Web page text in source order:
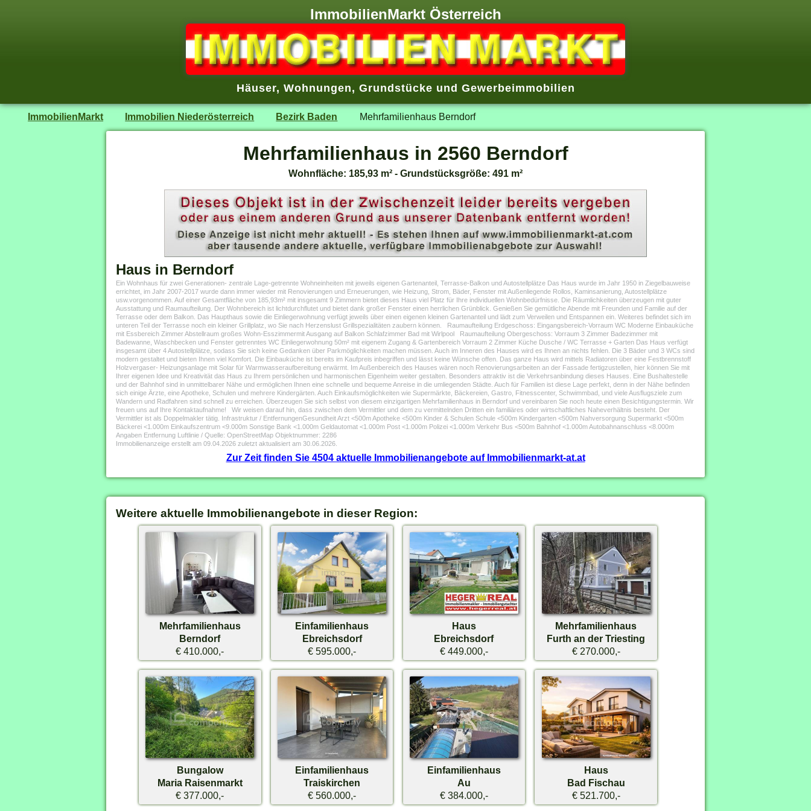
ImmobilienMarkt Österreich
Häuser, Wohnungen, Grundstücke und Gewerbeimmobilien
ImmobilienMarkt Immobilien Niederösterreich Bezirk Baden Mehrfamilienhaus Berndorf
Mehrfamilienhaus in 2560 Berndorf
Wohnfläche: 185,93 m² - Grundstücksgröße: 491 m²
Haus in Berndorf
Ein Wohnhaus für zwei Generationen- zentrale Lage-getrennte Wohneinheiten mit jeweils eigenen Gartenanteil, Terrasse-Balkon und Autostellplätze Das Haus wurde im Jahr 1950 in Ziegelbauweise
errichtet, im Jahr 2007-2017 wurde dann immer wieder mit Renovierungen und Erneuerungen, wie Heizung, Strom, Bäder, Fenster mit Außenliegende Rollos, Kaminsanierung, Autostellplätze
usw.vorgenommen. Auf einer Gesamtfläche von 185,93m² mit insgesamt 9 Zimmern bietet dieses Haus viel Platz für Ihre individuellen Wohnbedürfnisse. Die Räumlichkeiten überzeugen mit guter
Ausstattung und Raumaufteilung. Der Wohnbereich ist lichtdurchflutet und bietet dank großer Fenster einen herrlichen Grünblick. Genießen Sie gemütliche Abende mit Freunden und Familie auf der
Terrasse oder dem Balkon. Das Haupthaus sowie die Einliegerwohnung verfügt jeweils über einen eigenen kleinen Gartenanteil und lädt zum Verweilen und Entspannen ein. Weiteres befindet sich im
unteren Teil der Terrasse noch ein kleiner Grillplatz, wo Sie nach Herzenslust Grillspezialitäten zaubern können. Raumaufteilung Erdgeschoss: Eingangsbereich-Vorraum WC Moderne Einbauküche
mit Essbereich Zimmer Abstellraum großes Wohn-Esszimmermit Ausgang auf Balkon Schlafzimmer Bad mit Wirlpool Raumaufteilung Obergeschoss: Vorraum 3 Zimmer Badezimmer mit
Badewanne, Waschbecken und Fenster getrenntes WC Einliegerwohnung 50m² mit eigenem Zugang & Gartenbereich Vorraum 2 Zimmer Küche Dusche / WC Terrasse + Garten Das Haus verfügt
insgesamt über 4 Autostellplätze, sodass Sie sich keine Gedanken über Parkmöglichkeiten machen müssen. Auch im Inneren des Hauses wird es Ihnen an nichts fehlen. Die 3 Bäder und 3 WCs sind
modern gestaltet und bieten Ihnen viel Komfort. Die Einbauküche ist bereits im Kaufpreis inbegriffen und lässt keine Wünsche offen. Das ganze Haus wird mittels Radiatoren über eine Festbrennstoff
Holzvergaser- Heizungsanlage mit Solar für Warmwasseraufbereitung erwärmt. Im Außenbereich des Hauses wären noch Renovierungsarbeiten an der Fassade fertigzustellen, hier können Sie mit
Ihrer eigenen Idee und Kreativität das Haus zu Ihrem persönlichen und harmonischen Eigenheim weiter gestalten. Besonders attraktiv ist die Verkehrsanbindung dieses Hauses. Eine Bushaltestelle
und der Bahnhof sind in unmittelbarer Nähe und ermöglichen Ihnen eine schnelle und bequeme Anreise in die umliegenden Städte. Auch für Familien ist diese Lage perfekt, denn in der Nähe befinden
sich einige Ärzte, eine Apotheke, Schulen und mehrere Kindergärten. Auch Einkaufsmöglichkeiten wie Supermärkte, Bäckereien, Gastro, Fitnesscenter, Schwimmbad, und viele Ausflugsziele zum
Wandern und Radfahren sind schnell zu erreichen. Überzeugen Sie sich selbst von diesem einzigartigen Mehrfamilienhaus in Berndorf und vereinbaren Sie noch heute einen Besichtigungstermin. Wir
freuen uns auf Ihre Kontaktaufnahme! Wir weisen darauf hin, dass zwischen dem Vermittler und dem zu vermittelnden Dritten ein familiäres oder wirtschaftliches Naheverhältnis besteht. Der
Vermittler ist als Doppelmakler tätig. Infrastruktur / EntfernungenGesundheit Arzt <500m Apotheke <500m Kinder & Schulen Schule <500m Kindergarten <500m Nahversorgung Supermarkt <500m
Bäckerei <1.000m Einkaufszentrum <9.000m Sonstige Bank <1.000m Geldautomat <1.000m Post <1.000m Polizei <1.000m Verkehr Bus <500m Bahnhof <1.000m Autobahnanschluss <8.000m
Angaben Entfernung Luftlinie / Quelle: OpenStreetMap Objektnummer: 2286
Immobilienanzeige erstellt am 09.04.2026 zuletzt aktualisiert am 30.06.2026.
Zur Zeit finden Sie 4504 aktuelle Immobilienangebote auf Immobilienmarkt-at.at
Weitere aktuelle Immobilienangebote in dieser Region:
Mehrfamilienhaus
Berndorf
€ 410.000,-
Einfamilienhaus
Ebreichsdorf
€ 595.000,-
Haus
Ebreichsdorf
€ 449.000,-
Mehrfamilienhaus
Furth an der Triesting
€ 270.000,-
Bungalow
Maria Raisenmarkt
€ 377.000,-
Einfamilienhaus
Traiskirchen
€ 560.000,-
Einfamilienhaus
Au
€ 384.000,-
Haus
Bad Fischau
€ 521.700,-